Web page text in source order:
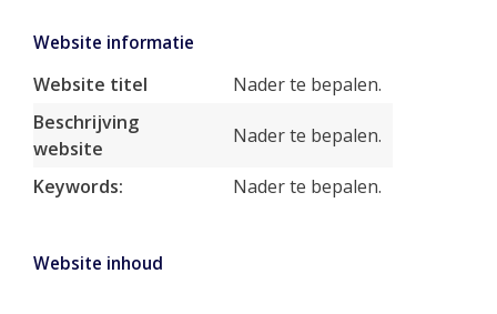
Website informatie
Website titel
Nader te bepalen.
Beschrijving
website
Nader te bepalen.
Keywords: Nader te bepalen.
Website inhoud